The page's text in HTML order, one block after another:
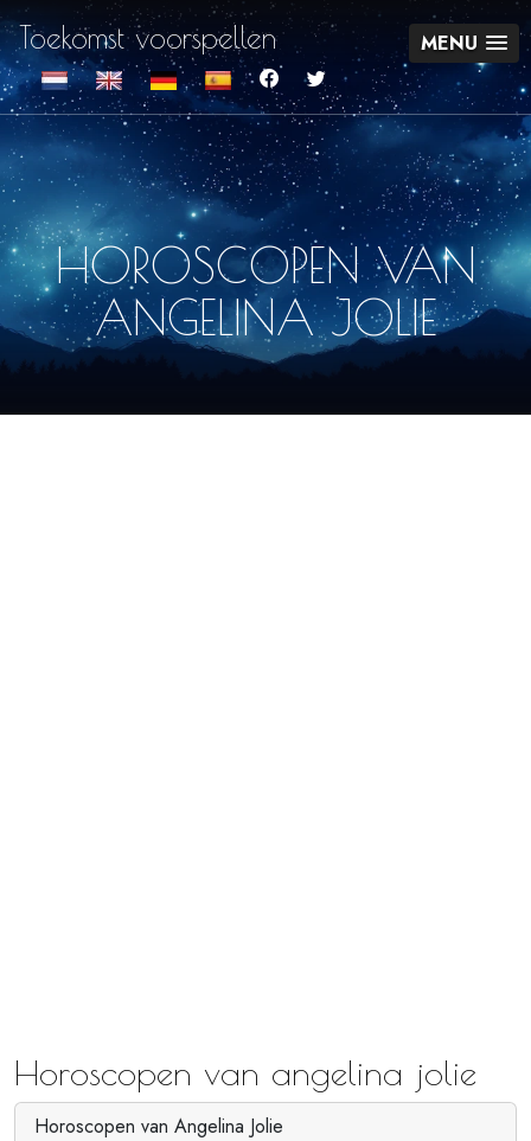
Toekomst voorspellen MENU
HOROSCOPEN VAN
ANGELINA JOLIE
Horoscopen van angelina jolie
Horoscopen van Angelina Jolie